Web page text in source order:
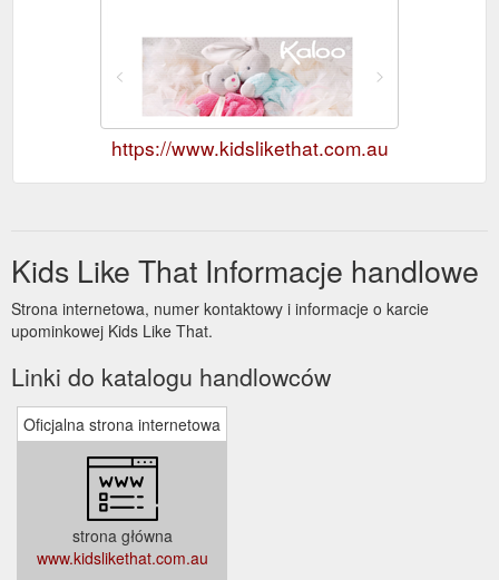
https://www.kidslikethat.com.au
Kids Like That Informacje handlowe
Strona internetowa, numer kontaktowy i informacje o karcie
upominkowej Kids Like That.
Linki do katalogu handlowców
Oficjalna strona internetowa
strona główna
www.kidslikethat.com.au